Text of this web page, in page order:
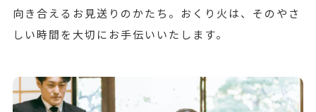
向き合えるお見送りのかたち。おくり火は、そのやさ
しい時間を大切にお手伝いいたします。